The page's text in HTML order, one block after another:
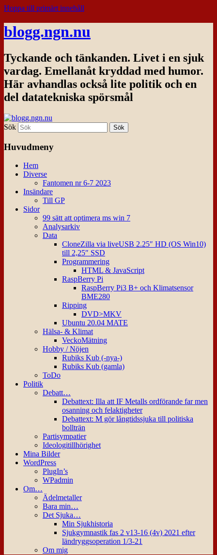
Hoppa till primärt innehåll
blogg.ngn.nu
Tyckande och tänkanden. Livet i en sjuk
vardag. Emellanåt kryddad med humor.
Här avhandlas också lite politik och en
del datatekniska spörsmål
Sök
Huvudmeny
Hem
Diverse
Fantomen nr 6-7 2023
Insändare
Till GP
Sidor
99 sätt att optimera ms win 7
Analysarkiv
Data
CloneZilla via liveUSB 2.25″ HD (OS Win10)
till 2,25″ SSD
Programmering
HTML & JavaScript
RaspBerry Pi
RaspBerry Pi3 B+ och Klimatsensor
BME280
Ripping
DVD>MKV
Ubuntu 20.04 MATE
Hälsa- & Klimat
VeckoMätning
Hobby / Nöjen
Rubiks Kub (-nya-)
Rubiks Kub (gamla)
ToDo
Politik
Debatt…
Debattext: Illa att IF Metalls ordförande far men
osanning och felaktigheter
Debattext: M gör långtidssjuka till politiska
bollträn
Partisympatier
Ideologitillhörighet
Mina Bilder
WordPress
PlugIn’s
WPadmin
Om…
Ädelmetaller
Bara min…
Det Sjuka…
Min Sjukhistoria
Sjukgymnastik fas 2 v13-16 (4v) 2021 efter
ländryggsoperation 1/3-21
Om mig